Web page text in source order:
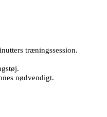
træningssession.
nødvendigt.